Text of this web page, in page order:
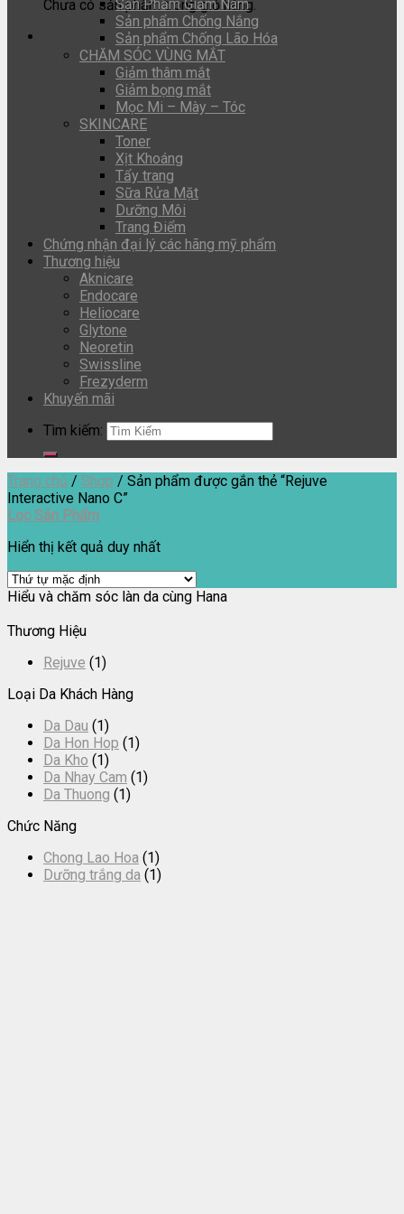
Chưa có sản phẩm trong giỏ hàng.
Sản Phẩm Giảm Nám
Sản phẩm Chống Nắng
Sản phẩm Chống Lão Hóa
CHĂM SÓC VÙNG MẮT
Giảm thâm mắt
Giảm bọng mắt
Mọc Mi – Mày – Tóc
SKINCARE
Toner
Xịt Khoáng
Tẩy trang
Sữa Rửa Mặt
Dưỡng Môi
Trang Điểm
Chứng nhận đại lý các hãng mỹ phẩm
Thương hiệu
Aknicare
Endocare
Heliocare
Glytone
Neoretin
Swissline
Frezyderm
Khuyến mãi
Tìm kiếm:
Trang chủ / Shop / Sản phẩm được gắn thẻ “Rejuve
Interactive Nano C”
Lọc Sản Phẩm
Hiển thị kết quả duy nhất
Hiểu và chăm sóc làn da cùng Hana
Thương Hiệu
Rejuve (1)
Loại Da Khách Hàng
Da Dau (1)
Da Hon Hop (1)
Da Kho (1)
Da Nhay Cam (1)
Da Thuong (1)
Chức Năng
Chong Lao Hoa (1)
Dưỡng trắng da (1)